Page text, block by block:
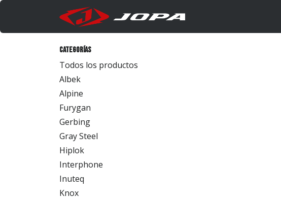
Ir al contenido
Categorías
Todos los productos
Albek
Alpine
Furygan
Gerbing
Gray Steel
Hiplok
Interphone
Inuteq
Knox